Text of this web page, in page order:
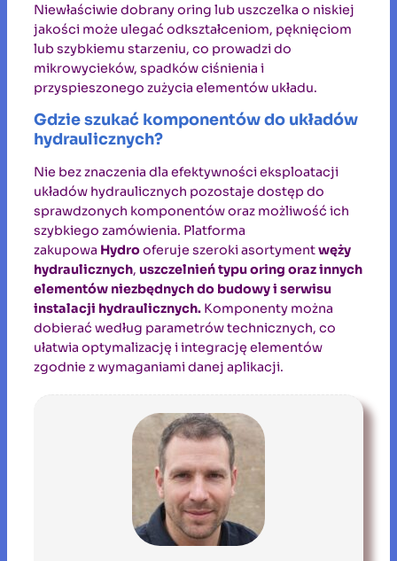
Niewłaściwie dobrany oring lub uszczelka o niskiej
jakości może ulegać odkształceniom, pęknięciom
lub szybkiemu starzeniu, co prowadzi do
mikrowycieków, spadków ciśnienia i
przyspieszonego zużycia elementów układu.
Gdzie szukać komponentów do układów
hydraulicznych?
Nie bez znaczenia dla efektywności eksploatacji
układów hydraulicznych pozostaje dostęp do
sprawdzonych komponentów oraz możliwość ich
szybkiego zamówienia. Platforma
zakupowa Hydrooferuje szeroki asortymentwęży
hydraulicznych, uszczelnień typu oring oraz innych
elementów niezbędnych do budowy i serwisu
instalacji hydraulicznych. Komponenty można
dobierać według parametrów technicznych, co
ułatwia optymalizację i integrację elementów
zgodnie z wymaganiami danej aplikacji.